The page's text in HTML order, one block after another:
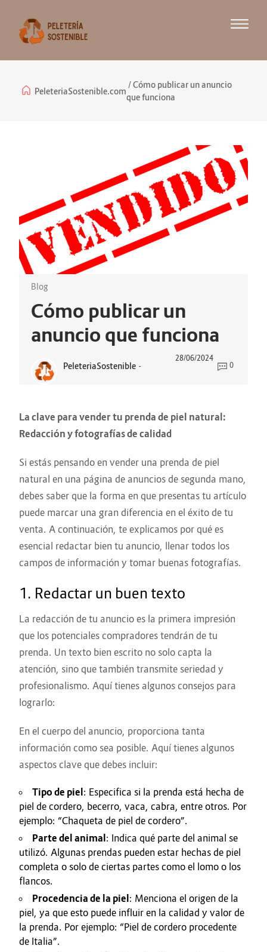
PeleteriaSostenible.com
Cómo publicar un anuncio
que funciona
Blog
Cómo publicar un
anuncio que funciona
PeleteriaSostenible -
28/06/2024
0
La clave para vender tu prenda de piel natural:
Redacción y fotografías de calidad
Si estás pensando en vender una prenda de piel
natural en una página de anuncios de segunda mano,
debes saber que la forma en que presentas tu artículo
puede marcar una gran diferencia en el éxito de tu
venta. A continuación, te explicamos por qué es
esencial redactar bien tu anuncio, llenar todos los
campos de información y tomar buenas fotografías.
1. Redactar un buen texto
La redacción de tu anuncio es la primera impresión
que los potenciales compradores tendrán de tu
prenda. Un texto bien escrito no solo capta la
atención, sino que también transmite seriedad y
profesionalismo. Aquí tienes algunos consejos para
lograrlo:
En el cuerpo del anuncio, proporciona tanta
información como sea posible. Aquí tienes algunos
aspectos clave que debes incluir:
Tipo de piel : Especifica si la prenda está hecha de
piel de cordero, becerro, vaca, cabra, entre otros. Por
ejemplo: “Chaqueta de piel de cordero”.
Parte del animal : Indica qué parte del animal se
utilizó. Algunas prendas pueden estar hechas de piel
completa o solo de ciertas partes como el lomo o los
flancos.
Procedencia de la piel : Menciona el origen de la
piel, ya que esto puede influir en la calidad y valor de
la prenda. Por ejemplo: “Piel de cordero procedente
de Italia”.